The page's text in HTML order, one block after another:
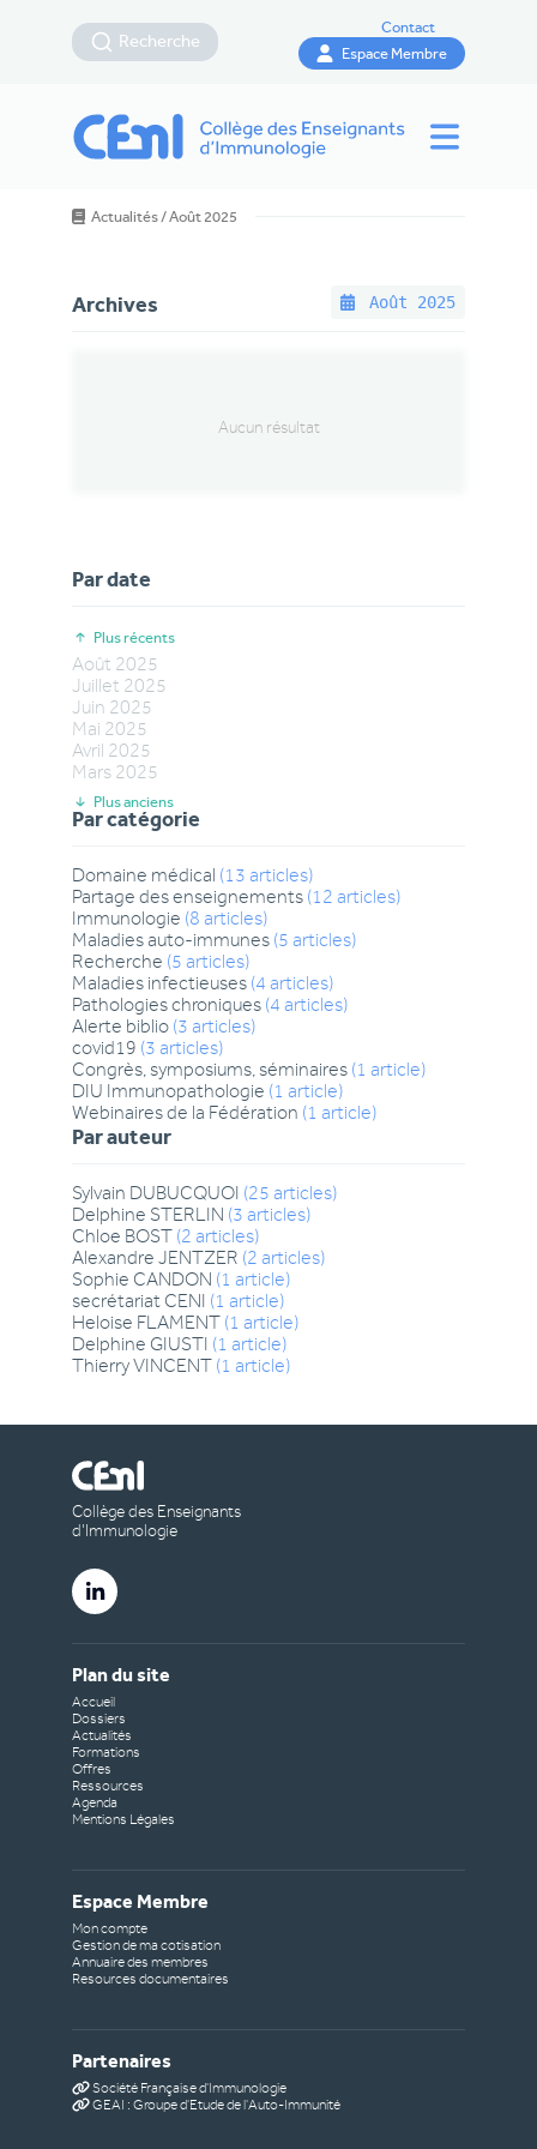
Recherche
Contact
Espace Membre
Actualités/Août 2025
Archives Août 2025
Aucun résultat
Par date
Plus récents
Août 2025
Juillet 2025
Juin 2025
Mai 2025
Avril 2025
Mars 2025
Plus anciens
Par catégorie
Domaine médical (13 articles)
Partage des enseignements (12 articles)
Immunologie (8 articles)
Maladies auto-immunes (5 articles)
Recherche (5 articles)
Maladies infectieuses (4 articles)
Pathologies chroniques (4 articles)
Alerte biblio (3 articles)
covid19 (3 articles)
Congrès, symposiums, séminaires (1 article)
DIU Immunopathologie (1 article)
Webinaires de la Fédération (1 article)
Par auteur
Sylvain DUBUCQUOI (25 articles)
Delphine STERLIN (3 articles)
Chloe BOST (2 articles)
Alexandre JENTZER (2 articles)
Sophie CANDON (1 article)
secrétariat CENI (1 article)
Heloise FLAMENT (1 article)
Delphine GIUSTI (1 article)
ThierryVINCENT (1 article)
Collège des Enseignants
d’Immunologie
Plan du site
Accueil
Dossiers
Actualités
Formations
Offres
Ressources
Agenda
Mentions Légales
Espace Membre
Mon compte
Gestion de ma cotisation
Annuaire des membres
Resources documentaires
Partenaires
Société Française d'Immunologie
GEAI : Groupe d'Etude de l'Auto-Immunité